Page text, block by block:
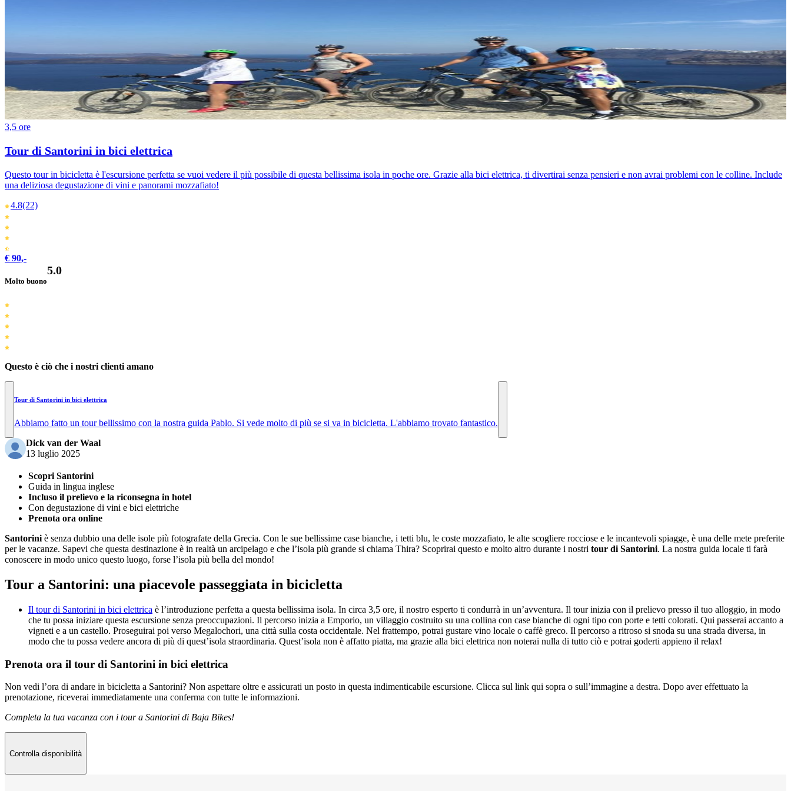
3,5 ore
Tour di Santorini in bici elettrica
Questo tour in bicicletta è l'escursione perfetta se vuoi vedere il più possibile di questa bellissima isola in poche ore. Grazie alla bici elettrica, ti divertirai senza pensieri e non avrai problemi con le colline. Include
una deliziosa degustazione di vini e panorami mozzafiato!
4.8(22)
€ 90,-
Molto buono
5.0
Questo è ciò che i nostri clienti amano
Tour di Santorini in bici elettrica
Abbiamo fatto un tour bellissimo con la nostra guida Pablo. Si vede molto di più se si va in bicicletta. L'abbiamo trovato fantastico.
Dick van der Waal
13 luglio 2025
Scopri Santorini
Guida in lingua inglese
Incluso il prelievo e la riconsegna in hotel
Con degustazione di vini e bici elettriche
Prenota ora online
Santorini è senza dubbio una delle isole più fotografate della Grecia. Con le sue bellissime case bianche, i tetti blu, le coste mozzafiato, le alte scogliere rocciose e le incantevoli spiagge, è una delle mete preferite
per le vacanze. Sapevi che questa destinazione è in realtà un arcipelago e che l’isola più grande si chiama Thira? Scoprirai questo e molto altro durante i nostri tour di Santorini. La nostra guida locale ti farà
conoscere in modo unico questo luogo, forse l’isola più bella del mondo!
Tour a Santorini: una piacevole passeggiata in bicicletta
Il tour di Santorini in bici elettrica è l’introduzione perfetta a questa bellissima isola. In circa 3,5 ore, il nostro esperto ti condurrà in un’avventura. Il tour inizia con il prelievo presso il tuo alloggio, in modo
che tu possa iniziare questa escursione senza preoccupazioni. Il percorso inizia a Emporio, un villaggio costruito su una collina con case bianche di ogni tipo con porte e tetti colorati. Qui passerai accanto a
vigneti e a un castello. Proseguirai poi verso Megalochori, una città sulla costa occidentale. Nel frattempo, potrai gustare vino locale o caffè greco. Il percorso a ritroso si snoda su una strada diversa, in
modo che tu possa vedere ancora di più di quest’isola straordinaria. Quest’isola non è affatto piatta, ma grazie alla bici elettrica non noterai nulla di tutto ciò e potrai goderti appieno il relax!
Prenota ora il tour di Santorini in bici elettrica
Non vedi l’ora di andare in bicicletta a Santorini? Non aspettare oltre e assicurati un posto in questa indimenticabile escursione. Clicca sul link qui sopra o sull’immagine a destra. Dopo aver effettuato la
prenotazione, riceverai immediatamente una conferma con tutte le informazioni.
Completa la tua vacanza con i tour a Santorini di Baja Bikes!
Controlla disponibilità